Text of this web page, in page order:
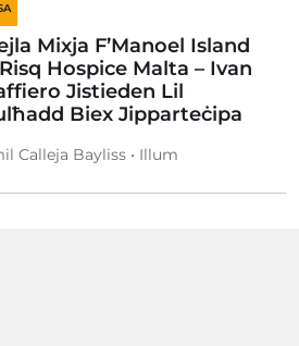
Mixja F’Manoel Island
Hospice Malta – Ivan
Jistieden Lil
Biex Jipparteċipa
Calleja Bayliss • Illum